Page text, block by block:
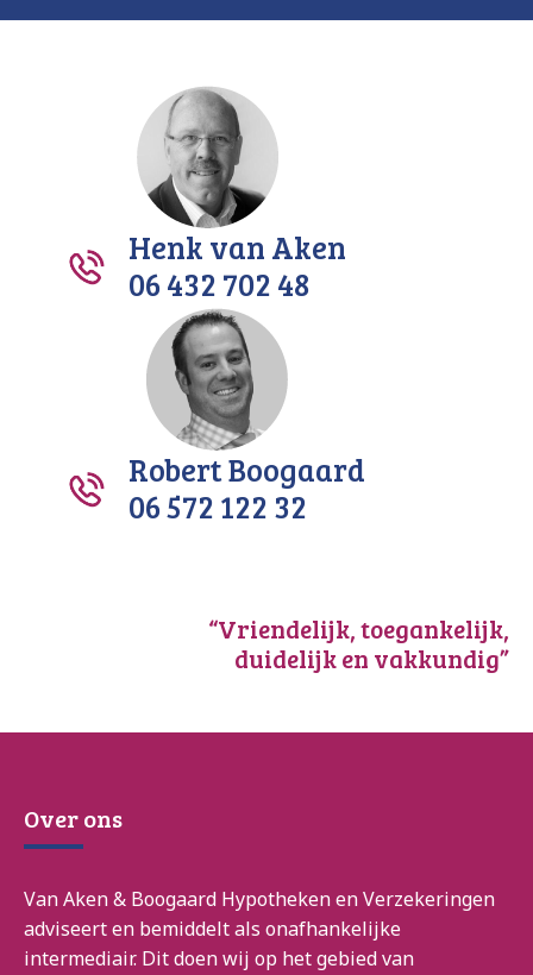
Henk van Aken
06 432 702 48
Robert Boogaard
06 572 122 32
“Vriendelijk, toegankelijk,
duidelijk en vakkundig”
Over ons
Van Aken & Boogaard Hypotheken en Verzekeringen
adviseert en bemiddelt als onafhankelijke
intermediair. Dit doen wij op het gebied van